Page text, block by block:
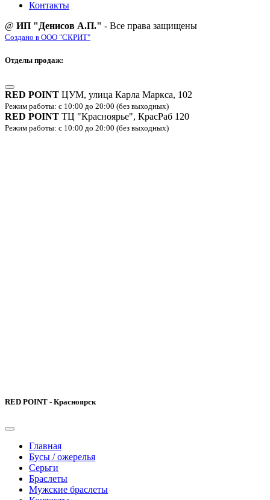
Контакты
@ ИП "Денисов А.П." - Все права защищены
Создано в ООО "СКРИТ"
Отделы продаж:
RED POINT ЦУМ, улица Карла Маркса, 102
Режим работы: с 10:00 до 20:00 (без выходных)
RED POINT ТЦ "Красноярье", КрасРаб 120
Режим работы: с 10:00 до 20:00 (без выходных)
RED POINT - Красноярск
Главная
Бусы / ожерелья
Серьги
Браслеты
Мужские браслеты